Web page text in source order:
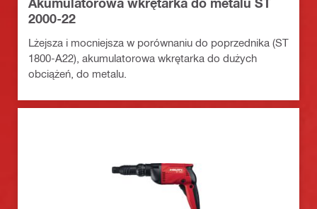
2000-22
Lżejsza i mocniejsza w porównaniu do poprzednika (ST
1800-A22), akumulatorowa wkrętarka do dużych
obciążeń, do metalu.